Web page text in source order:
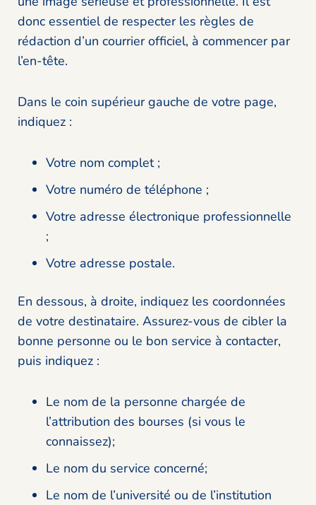
donc essentiel de respecter les règles de
rédaction d’un courrier officiel, à commencer par
l’en-tête.
Dans le coin supérieur gauche de votre page,
indiquez :
Votre nom complet ;
Votre numéro de téléphone ;
Votre adresse électronique professionnelle
;
Votre adresse postale.
En dessous, à droite, indiquez les coordonnées
de votre destinataire. Assurez-vous de cibler la
bonne personne ou le bon service à contacter,
puis indiquez :
Le nom de la personne chargée de
l’attribution des bourses (si vous le
connaissez);
Le nom du service concerné;
Le nom de l’université ou de l’institution